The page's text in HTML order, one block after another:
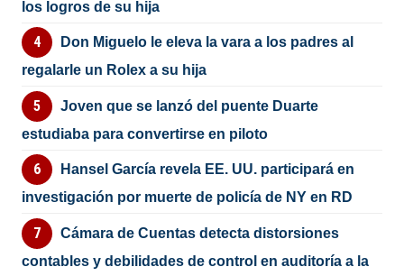
los logros de su hija
Don Miguelo le eleva la vara a los padres al
regalarle un Rolex a su hija
Joven que se lanzó del puente Duarte
estudiaba para convertirse en piloto
Hansel García revela EE. UU. participará en
investigación por muerte de policía de NY en RD
Cámara de Cuentas detecta distorsiones
contables y debilidades de control en auditoría a la